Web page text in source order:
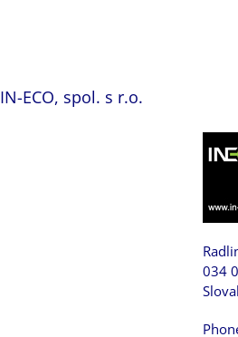
IN-ECO, spol. s r.o.
034